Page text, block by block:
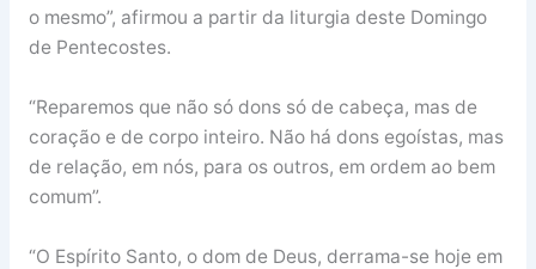
o mesmo”, afirmou a partir da liturgia deste Domingo
de Pentecostes.
“Reparemos que não só dons só de cabeça, mas de
coração e de corpo inteiro. Não há dons egoístas, mas
de relação, em nós, para os outros, em ordem ao bem
comum”.
“O Espírito Santo, o dom de Deus, derrama-se hoje em